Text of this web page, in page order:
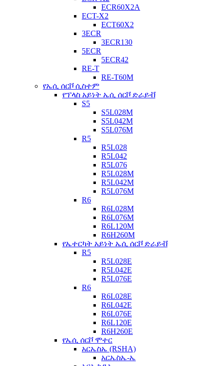
ECR60X2A
ECT-X2
ECT60X2
3ECR
3ECR130
5ECR
5ECR42
RE-T
RE-T60M
የኤሲ ሰርቮ ሲስተም
የፕላስ አይነት ኤሲ ሰርቮ ድራይቭ
S5
S5L028M
S5L042M
S5L076M
R5
R5L028
R5L042
R5L076
R5L028M
R5L042M
R5L076M
R6
R6L028M
R6L076M
R6L120M
R6H260M
የኤተርካት አይነት ኤሲ ሰርቮ ድራይቭ
R5
R5L028E
R5L042E
R5L076E
R6
R6L028E
R6L042E
R6L076E
R6L120E
R6H260E
የኤሲ ሰርቮ ሞተር
አርኤስኤ (RSHA)
አርኤስኤ-ኤ